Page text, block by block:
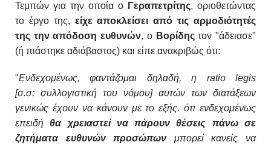
Τεμπών για την οποία ο Γεραπετρίτης, οριοθετώντας
το έργο της, είχε αποκλείσει από τις αρμοδιότητές
της την απόδοση ευθυνών, ο Βορίδηςτον "άδειασε"
(ή πιάστηκε αδιάβαστος) και είπε ανακριβώς ότι:
"Ενδεχομένως, φαντάζομαι δηλαδή, η ratio legis
[σ.σ: συλλογιστική του νόμου] αυτών των διατάξεων
γενικώς έχουν να κάνουν με το εξής. ότι ενδεχομένως
επειδήθα χρειαστεί να πάρουν θέσεις πάνω σε
ζητήματα ευθυνών προσώπων μπορεί κανείς να